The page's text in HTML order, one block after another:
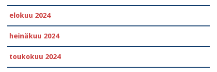
elokuu 2024
heinäkuu 2024
toukokuu 2024